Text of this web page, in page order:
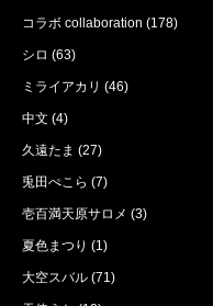
コラボ collaboration (178)
シロ (63)
ミライアカリ (46)
中文 (4)
久遠たま (27)
兎田ぺこら (7)
壱百満天原サロメ (3)
夏色まつり (1)
大空スバル (71)